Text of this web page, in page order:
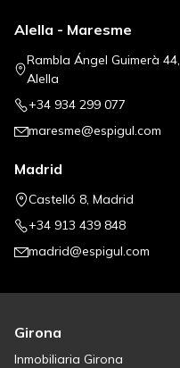
Alella - Maresme
Rambla Ángel Guimerà 44,
Alella
+34 934 299 077
maresme@espigul.com
Madrid
Castelló 8, Madrid
+34 913 439 848
madrid@espigul.com
Girona
Inmobiliaria Girona